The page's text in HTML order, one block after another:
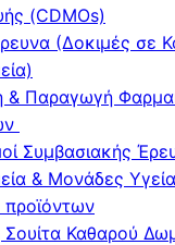
(CDMOs)
(Δοκιμές σε
& Παραγωγή
Συμβασιακής
& Μονάδες
Σουίτα Καθαρού